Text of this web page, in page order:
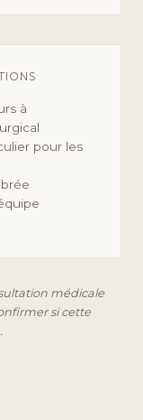
à
pour les
médicale
si cette